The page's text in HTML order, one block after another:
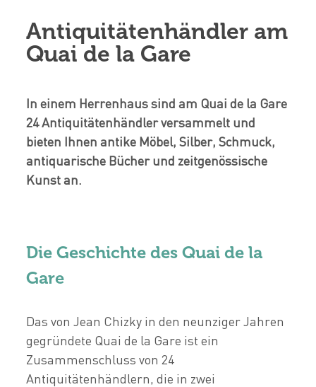
Antiquitätenhändler am
Quai de la Gare
In einem Herrenhaus sind am Quai de la Gare
24 Antiquitätenhändler versammelt und
bieten Ihnen antike Möbel, Silber, Schmuck,
antiquarische Bücher und zeitgenössische
Kunst an.
Die Geschichte des Quai de la
Gare
Das von Jean Chizky in den neunziger Jahren
gegründete Quai de la Gare ist ein
Zusammenschluss von 24
Antiquitätenhändlern, die in zwei